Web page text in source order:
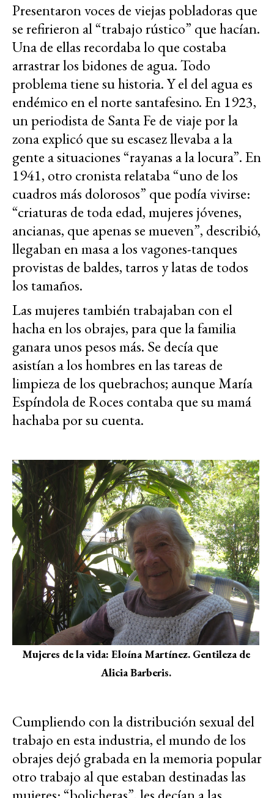
Presentaron voces de viejas pobladoras que
se refirieron al “trabajo rústico” que hacían.
Una de ellas recordaba lo que costaba
arrastrar los bidones de agua. Todo
problema tiene su historia. Y el del agua es
endémico en el norte santafesino. En 1923,
un periodista de Santa Fe de viaje por la
zona explicó que su escasez llevaba a la
gente a situaciones “rayanas a la locura”. En
1941, otro cronista relataba “uno de los
cuadros más dolorosos” que podía vivirse:
“criaturas de toda edad, mujeres jóvenes,
ancianas, que apenas se mueven”, describió,
llegaban en masa a los vagones-tanques
provistas de baldes, tarros y latas de todos
los tamaños.
Las mujeres también trabajaban con el
hacha en los obrajes, para que la familia
ganara unos pesos más. Se decía que
asistían a los hombres en las tareas de
limpieza de los quebrachos; aunque María
Espíndola de Roces contaba que su mamá
hachaba por su cuenta.
Mujeres de la vida: Eloína Martínez. Gentileza de
Alicia Barberis.
Cumpliendo con la distribución sexual del
trabajo en esta industria, el mundo de los
obrajes dejó grabada en la memoria popular
otro trabajo al que estaban destinadas las